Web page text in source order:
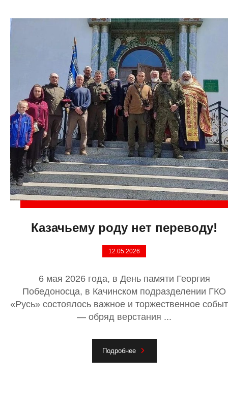
Казачьему роду нет переводу!
12.05.2026
6 мая 2026 года, в День памяти Георгия
Победоносца, в Качинском подразделении ГКО
«Русь» состоялось важное и торжественное
— обряд верстания ...
Подробнее